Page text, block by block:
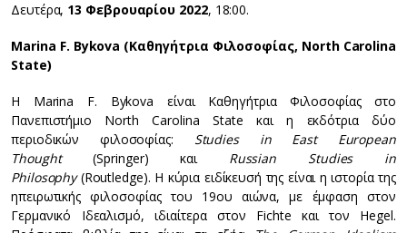
Δευτέρα, 13 Φεβρουαρίου 2022, 18:00.
Marina F. Bykova (Καθηγήτρια Φιλοσοφίας, North Carolina
State)
Η Marina F. Bykova είναι Καθηγήτρια Φιλοσοφίας στο
Πανεπιστήμιο North Carolina State και η εκδότρια δύο
περιοδικών φιλοσοφίας: Studies in East European
Thought(Springer) και Russian Studies in
Philosophy(Routledge). Η κύρια ειδίκευσή της είναι η ιστορία της
ηπειρωτικής φιλοσοφίας του 19ου αιώνα, με έμφαση στον
Γερμανικό Ιδεαλισμό, ιδιαίτερα στον Fichte και τον Hegel.